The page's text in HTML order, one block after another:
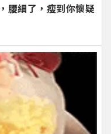
腰細了，瘦到你懷疑